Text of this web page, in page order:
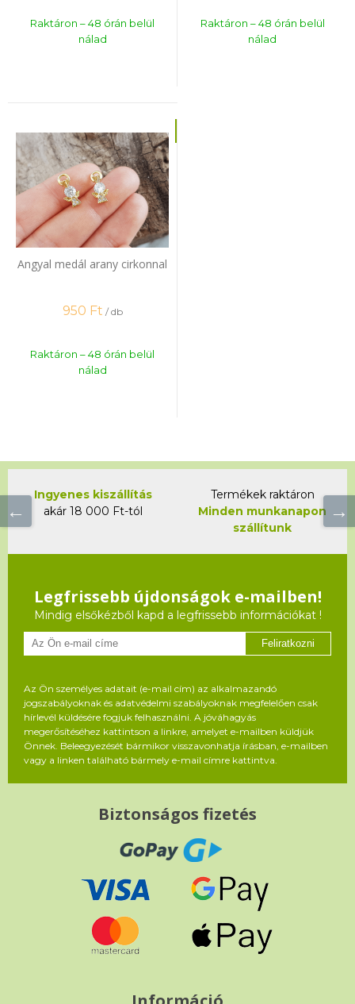
Raktáron – 48 órán belül
nálad
Raktáron – 48 órán belül
nálad
Angyal medál arany cirkonnal
950 Ft / db
Raktáron – 48 órán belül
nálad
Ingyenes kiszállítás
akár 18 000 Ft-tól
Termékek raktáron
Minden munkanapon
szállítunk
Legfrissebb újdonságok e-mailben!
Mindig elsőkézből kapd a legfrissebb információkat !
Feliratkozni
Az Ön személyes adatait (e-mail cím) az alkalmazandó
jogszabályoknak és adatvédelmi szabályoknak megfelelően csak
hírlevél küldésére fogjuk felhasználni. A jóváhagyás
megerősítéséhez kattintson a linkre, amelyet e-mailben küldjük
Önnek. Beleegyezését bármikor visszavonhatja írásban, e-mailben
vagy a linken található bármely e-mail címre kattintva.
Biztonságos fizetés